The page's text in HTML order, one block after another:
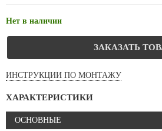
Нет в наличии
ЗАКАЗАТЬ
ИНСТРУКЦИИ ПО МОНТАЖУ
ХАРАКТЕРИСТИКИ
ОСНОВНЫЕ